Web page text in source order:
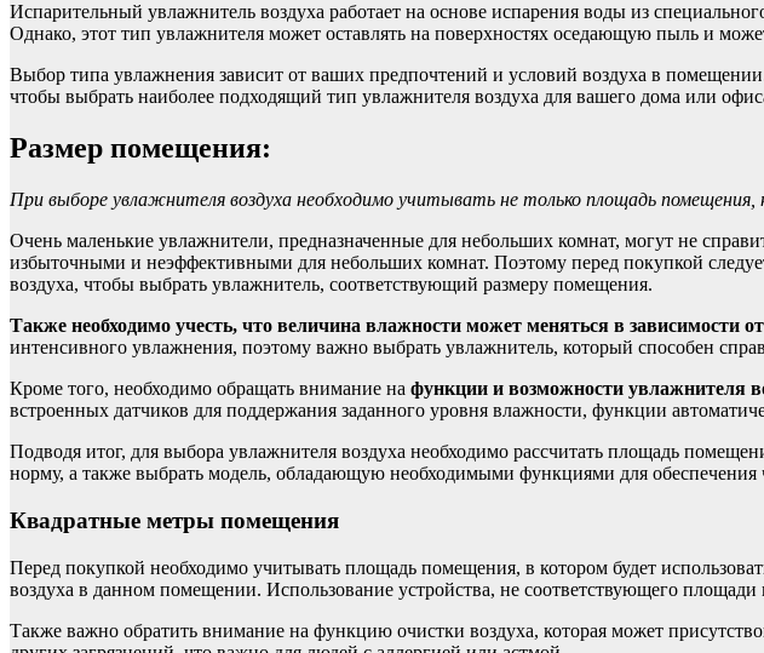
Испарительный увлажнитель воздуха работает на основе испарения воды из
Однако, этот тип увлажнителя может оставлять на поверхностях оседающую пыль и
Выбор типа увлажнения зависит от ваших предпочтений и условий воздуха в
чтобы выбрать наиболее подходящий тип увлажнителя воздуха для вашего дома или
Размер помещения:
При выборе увлажнителя воздуха необходимо учитывать не только площадь помещения,
Очень маленькие увлажнители, предназначенные для небольших комнат, могут не
избыточными и неэффективными для небольших комнат. Поэтому перед покупкой
воздуха, чтобы выбрать увлажнитель, соответствующий размеру помещения.
Также необходимо учесть, что величина влажности может меняться в зависимости
интенсивного увлажнения, поэтому важно выбрать увлажнитель, который способен
Кроме того, необходимо обращать внимание на функции и возможности увлажнителя
встроенных датчиков для поддержания заданного уровня влажности, функции
Подводя итог, для выбора увлажнителя воздуха необходимо рассчитать площадь
норму, а также выбрать модель, обладающую необходимыми функциями для
Квадратные метры помещения
Перед покупкой необходимо учитывать площадь помещения, в котором будет
воздуха в данном помещении. Использование устройства, не соответствующего
Также важно обратить внимание на функцию очистки воздуха, которая может